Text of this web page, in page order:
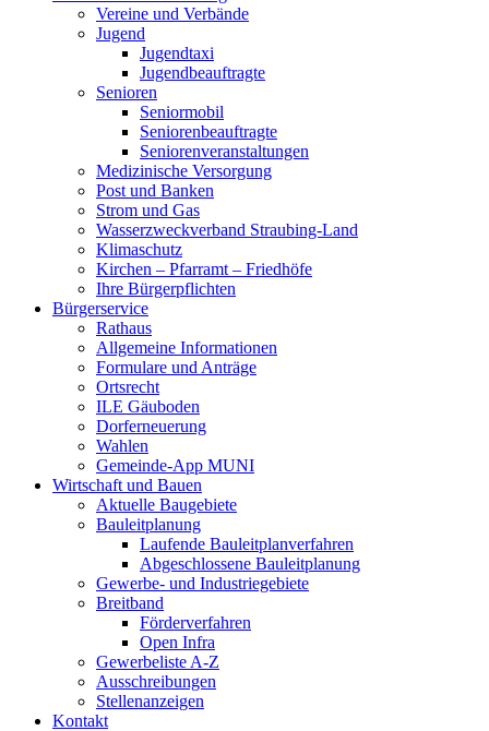
Vereine und Verbände
Jugend
Jugendtaxi
Jugendbeauftragte
Senioren
Seniormobil
Seniorenbeauftragte
Seniorenveranstaltungen
Medizinische Versorgung
Post und Banken
Strom und Gas
Wasserzweckverband Straubing-Land
Klimaschutz
Kirchen – Pfarramt – Friedhöfe
Ihre Bürgerpflichten
Bürgerservice
Rathaus
Allgemeine Informationen
Formulare und Anträge
Ortsrecht
ILE Gäuboden
Dorferneuerung
Wahlen
Gemeinde-App MUNI
Wirtschaft und Bauen
Aktuelle Baugebiete
Bauleitplanung
Laufende Bauleitplanverfahren
Abgeschlossene Bauleitplanung
Gewerbe- und Industriegebiete
Breitband
Förderverfahren
Open Infra
Gewerbeliste A-Z
Ausschreibungen
Stellenanzeigen
Kontakt